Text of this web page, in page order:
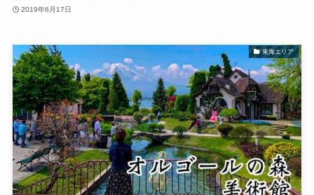
2019年6月17日
東海エリア